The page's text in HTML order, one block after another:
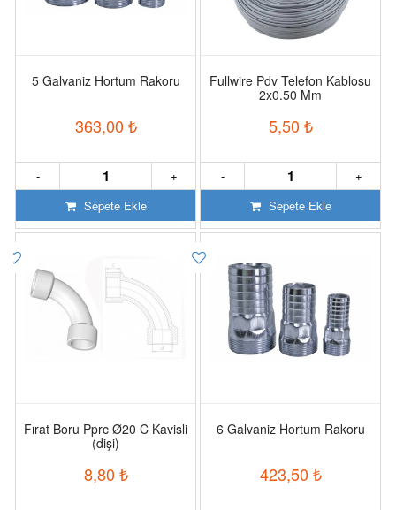
5 Galvaniz Hortum Rakoru
363,00 ₺
+
-
Sepete Ekle
Fullwire Pdv Telefon Kablosu
2x0.50 Mm
5,50 ₺
+
-
Sepete Ekle
Fırat Boru Pprc Ø20 C Kavisli
(dişi)
8,80 ₺
6 Galvaniz Hortum Rakoru
423,50 ₺